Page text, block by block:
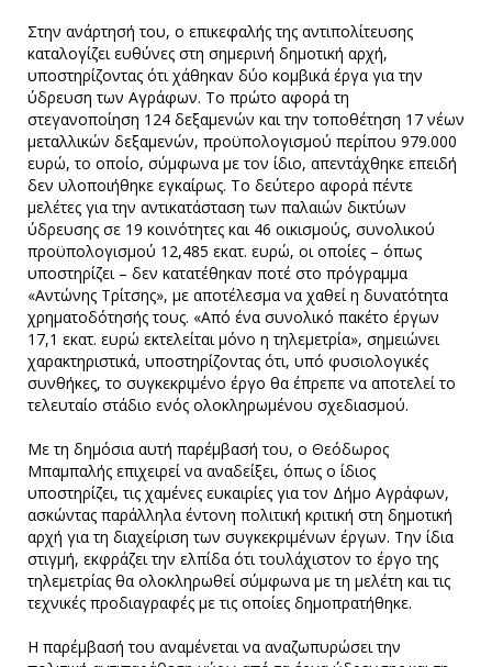
Στην ανάρτησή του, ο επικεφαλής της αντιπολίτευσης
καταλογίζει ευθύνες στη σημερινή δημοτική αρχή,
υποστηρίζοντας ότι χάθηκαν δύο κομβικά έργα για την
ύδρευση των Αγράφων. Το πρώτο αφορά τη
στεγανοποίηση 124 δεξαμενών και την τοποθέτηση 17 νέων
μεταλλικών δεξαμενών, προϋπολογισμού περίπου 979.000
ευρώ, το οποίο, σύμφωνα με τον ίδιο, απεντάχθηκε επειδή
δεν υλοποιήθηκε εγκαίρως. Το δεύτερο αφορά πέντε
μελέτες για την αντικατάσταση των παλαιών δικτύων
ύδρευσης σε 19 κοινότητες και 46 οικισμούς, συνολικού
προϋπολογισμού 12,485 εκατ. ευρώ, οι οποίες – όπως
υποστηρίζει – δεν κατατέθηκαν ποτέ στο πρόγραμμα
«Αντώνης Τρίτσης», με αποτέλεσμα να χαθεί η δυνατότητα
χρηματοδότησής τους. «Από ένα συνολικό πακέτο έργων
17,1 εκατ. ευρώ εκτελείται μόνο η τηλεμετρία», σημειώνει
χαρακτηριστικά, υποστηρίζοντας ότι, υπό φυσιολογικές
συνθήκες, το συγκεκριμένο έργο θα έπρεπε να αποτελεί το
τελευταίο στάδιο ενός ολοκληρωμένου σχεδιασμού.
Με τη δημόσια αυτή παρέμβασή του, ο Θεόδωρος
Μπαμπαλής επιχειρεί να αναδείξει, όπως ο ίδιος
υποστηρίζει, τις χαμένες ευκαιρίες για τον Δήμο Αγράφων,
ασκώντας παράλληλα έντονη πολιτική κριτική στη δημοτική
αρχή για τη διαχείριση των συγκεκριμένων έργων. Την ίδια
στιγμή, εκφράζει την ελπίδα ότι τουλάχιστον το έργο της
τηλεμετρίας θα ολοκληρωθεί σύμφωνα με τη μελέτη και τις
τεχνικές προδιαγραφές με τις οποίες δημοπρατήθηκε.
Η παρέμβασή του αναμένεται να αναζωπυρώσει την